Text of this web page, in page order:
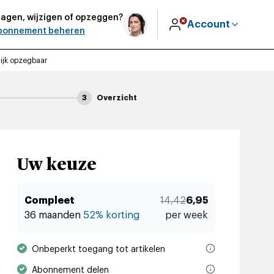
wijzigen of opzeggen?
beheren
Account
opzegbaar
3 Overzicht
Uw keuze
Compleet
36 maanden 52% korting
14,426,95
per week
Onbeperkt toegang tot artikelen
Met een abonnement leest u via Trouw.nl en de nieuwsapp
Abonnement delen
U kunt uw abonnement delen met een extra persoon binnen